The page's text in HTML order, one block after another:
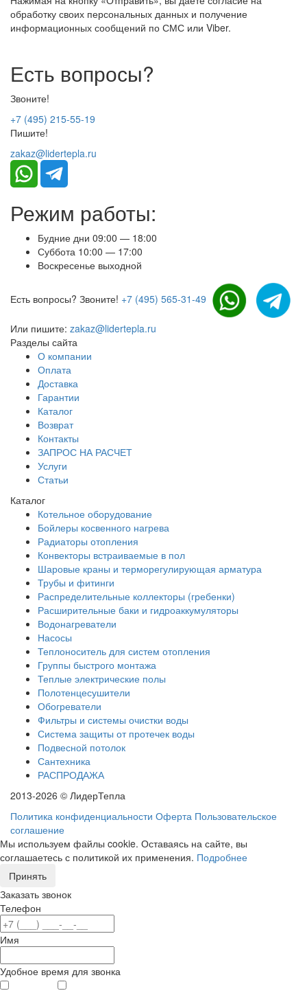
обработку своих персональных данных и получение
информационных сообщений по СМС или Viber.
Есть вопросы?
Звоните!
+7 (495) 215-55-19
Пишите!
zakaz@lidertepla.ru
Режим работы:
Будние дни 09:00 — 18:00
Суббота 10:00 — 17:00
Воскресенье выходной
Есть вопросы? Звоните! +7 (495) 565-31-49
Или пишите: zakaz@lidertepla.ru
Разделы сайта
О компании
Оплата
Доставка
Гарантии
Каталог
Возврат
Контакты
ЗАПРОС НА РАСЧЕТ
Услуги
Статьи
Каталог
Котельное оборудование
Бойлеры косвенного нагрева
Радиаторы отопления
Конвекторы встраиваемые в пол
Шаровые краны и терморегулирующая арматура
Трубы и фитинги
Распределительные коллекторы (гребенки)
Расширительные баки и гидроаккумуляторы
Водонагреватели
Насосы
Теплоноситель для систем отопления
Группы быстрого монтажа
Теплые электрические полы
Полотенцесушители
Обогреватели
Фильтры и системы очистки воды
Система защиты от протечек воды
Подвесной потолок
Сантехника
РАСПРОДАЖА
2013-2026 © ЛидерТепла
Политика конфиденциальности Оферта Пользовательское
соглашение
Мы используем файлы cookie. Оставаясь на сайте, вы
соглашаетесь с политикой их применения. Подробнее
Принять
Заказать звонок
Телефон
Имя
Удобное время для звонка